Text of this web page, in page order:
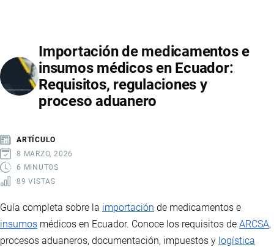
COMPRAR
EN
ESTADOS
UNIDOS
EN
ECUADOR
Importación de medicamentos e
insumos médicos en Ecuador:
Requisitos, regulaciones y
proceso aduanero
ARTÍCULO
8 MARZO, 2026
6 MINUTOS
89 VISTAS
Guía completa sobre la importación de medicamentos e
insumos médicos en Ecuador. Conoce los requisitos de ARCSA,
procesos aduaneros, documentación, impuestos y logística